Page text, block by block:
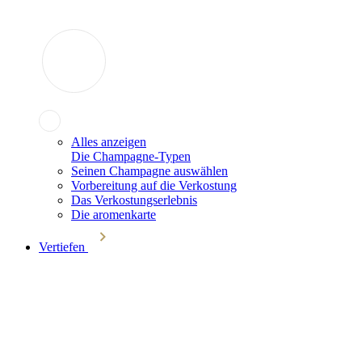
Alles anzeigen
Die Champagne-Typen
Seinen Champagne auswählen
Vorbereitung auf die Verkostung
Das Verkostungserlebnis
Die aromenkarte
Vertiefen